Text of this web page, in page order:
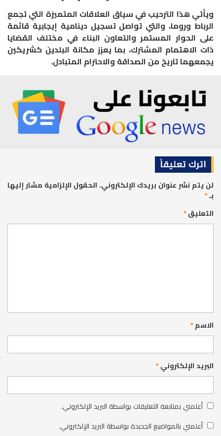
ويأتي هذا الترحيب في سياق العلاقات المتميزة التي تجمع
الرباط وروما، والتي تواصل تسجيل دينامية إيجابية قائمة
على الحوار المستمر والتعاون البناء في مختلف القضايا
ذات الاهتمام المشترك، بما يعزز مكانة البلدين كشريكين
يجمعهما تاريخ من الصداقة والاحترام المتبادل.
اترك تعليقاً
لن يتم نشر عنوان بريدك الإلكتروني. الحقول الإلزامية مشار إليها
بـ*
التعليق*
الاسم*
البريد الإلكتروني*
أعلمني بمتابعة التعليقات بواسطة البريد الإلكتروني.
أعلمني بالمواضيع الجديدة بواسطة البريد الإلكتروني.